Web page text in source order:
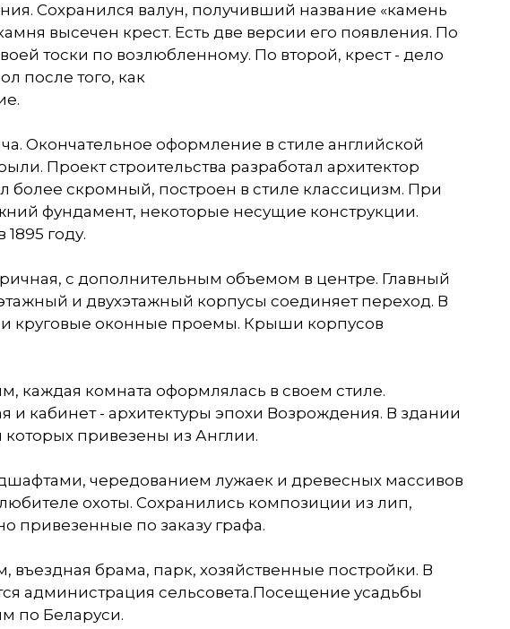
Сохранился валун, получивший название «камень
высечен крест. Есть две версии его появления. По
тоски по возлюбленному. По второй, крест - дело
после того, как
Окончательное оформление в стиле английской
Проект строительства разработал архитектор
скромный, построен в стиле классицизм. При
фундамент, некоторые несущие конструкции.
году.
с дополнительным объемом в центре. Главный
и двухэтажный корпусы соединяет переход. В
и круговые оконные проемы. Крыши корпусов
каждая комната оформлялась в своем стиле.
и кабинет - архитектуры эпохи Возрождения. В здании
привезены из Англии.
чередованием лужаек и древесных массивов
охоты. Сохранились композиции из лип,
привезенные по заказу графа.
брама, парк, хозяйственные постройки. В
администрация сельсовета.Посещение усадьбы
по Беларуси.